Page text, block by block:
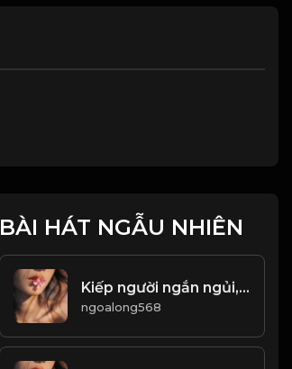
BÀI HÁT NGẪU NHIÊN
Kiếp người ngắn ngủi, hai việc không thể chờ đợi! & Đạo
ngoalong568